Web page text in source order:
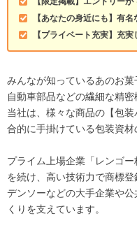
【あなたの身近にも】有
【プライベート充実】充
みんなが知っているあのお菓
自動車部品などの繊細な精密
当社は、様々な商品の【包
合的に手掛けている包装資材
プライム上場企業「レンゴ
を続け、高い技術力で商標登
デンソーなどの大手企業や
くりを支えています。